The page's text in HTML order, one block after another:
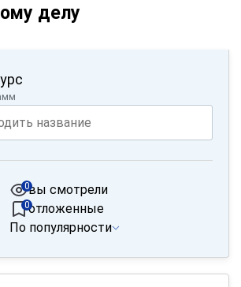
делу
вы смотрели
0
отложенные
0
По популярности